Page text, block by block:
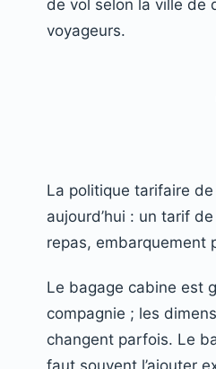
de vol selon la ville de
voyageurs.
La politique tarifaire
aujourd’hui : un tarif
repas, embarquement
Le bagage cabine est
compagnie ; les
changent parfois. Le